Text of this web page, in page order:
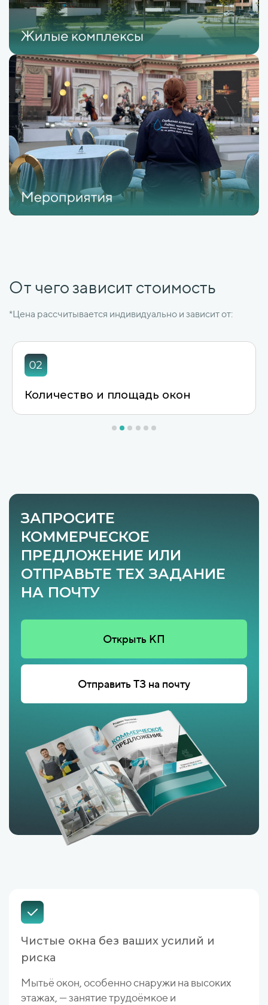
От чего зависит стоимость
*Цена рассчитывается индивидуально и зависит от:
Этаж и доступ снаружи
ЗАПРОСИТЕ
КОММЕРЧЕСКОЕ
ПРЕДЛОЖЕНИЕ ИЛИ
ОТПРАВЬТЕ ТЕХ ЗАДАНИЕ
НА ПОЧТУ
Открыть КП
Отправить ТЗ на почту
Чистые окна без ваших усилий и
риска
Мытьё окон, особенно снаружи на высоких
этажах, — занятие трудоёмкое и